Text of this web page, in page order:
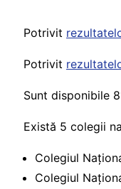
Potrivit
Potrivit
Sunt disponibile
Există 5 colegii
Colegiul
Colegiul